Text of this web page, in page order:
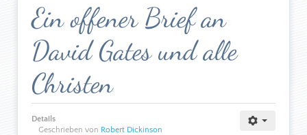
Ein offener Brief an
David Gates und alle
Christen
Details
Geschrieben von Robert Dickinson